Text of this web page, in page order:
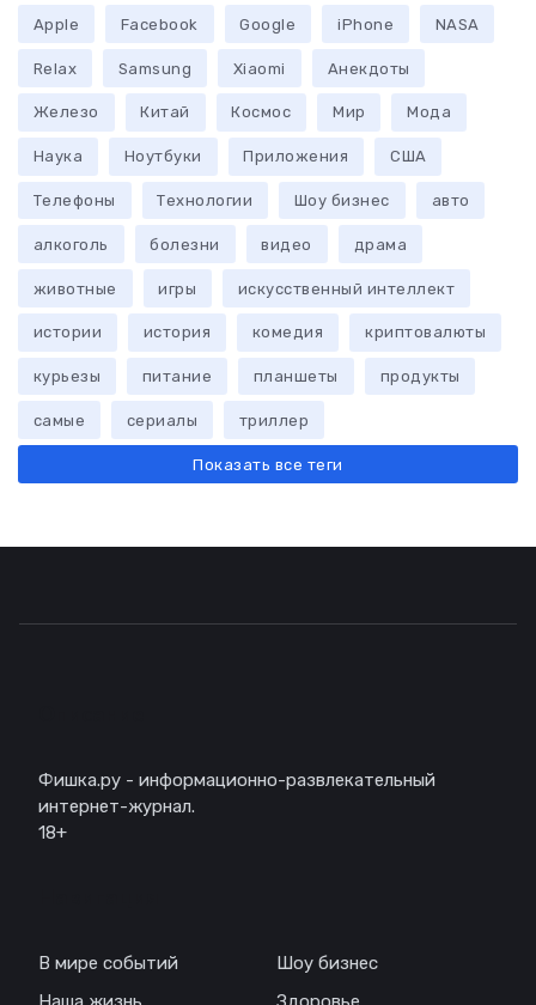
Apple Facebook Google iPhone NASA
Relax Samsung Xiaomi Анекдоты
Железо Китай Космос Мир Мода
Наука Ноутбуки Приложения США
Телефоны Технологии Шоу бизнес авто
алкоголь болезни видео драма
животные игры искусственный интеллект
истории история комедия криптовалюты
курьезы питание планшеты продукты
самые сериалы триллер
Показать все теги
Фишка.ру - информационно-развлекательный
интернет-журнал.
18+
В мире событий
Шоу бизнес